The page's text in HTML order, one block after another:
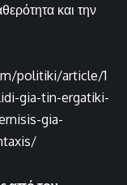
και την
politiki/article/1
gia-tin-ergatiki-
gia-